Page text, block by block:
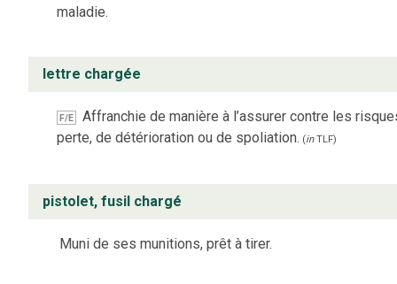
maladie.
lettre chargée
F/E
Affranchie de manière à l’assurer contre les
perte, de détérioration ou de spoliation. (inTLF)
pistolet, fusil chargé
Muni de ses munitions, prêt à tirer.